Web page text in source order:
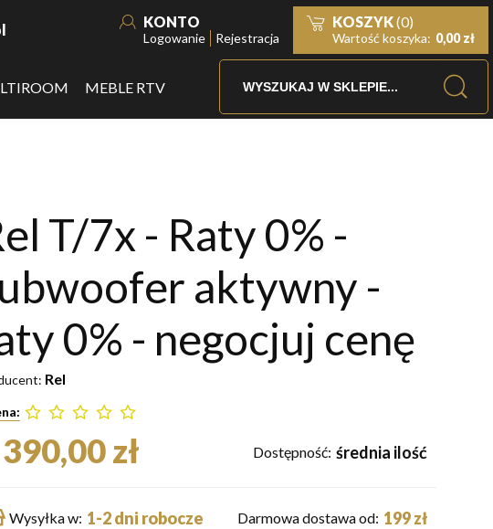
KONTO
Logowanie Rejestracja
KOSZYK(0)
Wartość koszyka: 0,00 zł
MEBLE RTV
T/7x - Raty 0% -
aktywny -
0% - negocjuj cenę
Rel
zł Dostępność: średnia ilość
Wysyłka w: 1-2 dni robocze Darmowa dostawa od: 199 zł